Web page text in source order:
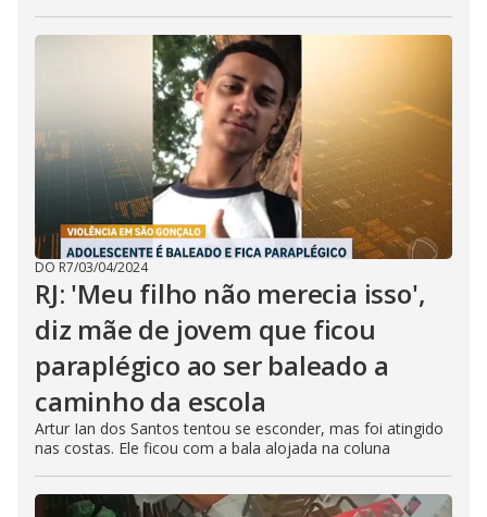
DO R7/03/04/2024
RJ: 'Meu filho não merecia isso',
diz mãe de jovem que ficou
paraplégico ao ser baleado a
caminho da escola
Artur Ian dos Santos tentou se esconder, mas foi atingido
nas costas. Ele ficou com a bala alojada na coluna